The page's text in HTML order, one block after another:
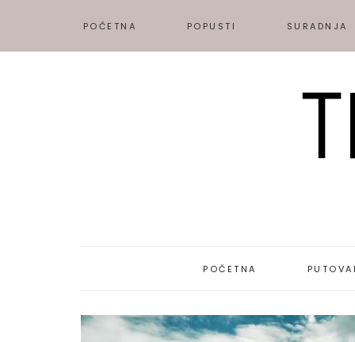
POČETNA POPUSTI SURADNJA
POČETNA
PUTOPISI